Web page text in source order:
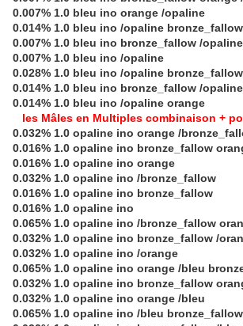
0.007% 1.0 bleu ino orange /opaline
0.014% 1.0 bleu ino /opaline bronze_fallow
0.007% 1.0 bleu ino bronze_fallow /opaline
0.007% 1.0 bleu ino /opaline
0.028% 1.0 bleu ino /opaline
0.014% 1.0 bleu ino bronze_fallow /
0.014% 1.0 bleu ino /opaline orange
les Mâles en Multiples combinaison +
0.032% 1.0 opaline ino orange /
0.016% 1.0 opaline ino bronze_fallow
0.016% 1.0 opaline ino orange
0.032% 1.0 opaline ino /bronze_fallow
0.016% 1.0 opaline ino bronze_fallow
0.016% 1.0 opaline ino
0.065% 1.0 opaline ino /bronze_fallow
0.032% 1.0 opaline ino bronze_fallow /
0.032% 1.0 opaline ino /orange
0.065% 1.0 opaline ino orange /bleu
0.032% 1.0 opaline ino bronze_fallow
0.032% 1.0 opaline ino orange /bleu
0.065% 1.0 opaline ino /bleu bronze_fallow